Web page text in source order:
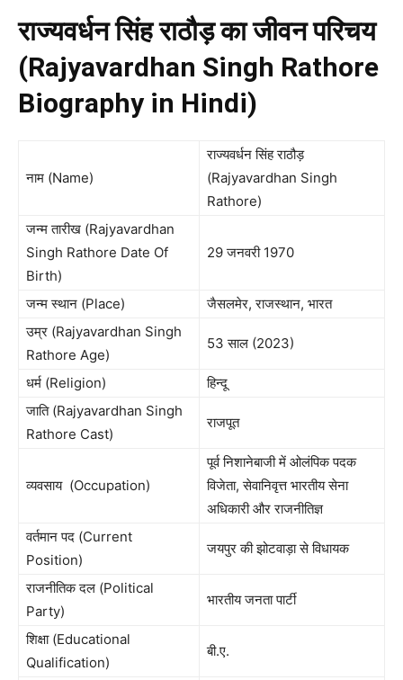
राज्यवर्धन सिंह राठौड़ का जीवन परिचय
(Rajyavardhan Singh Rathore
Biography in Hindi)
नाम (Name)
राज्यवर्धन सिंह राठौड़
(Rajyavardhan Singh
Rathore)
जन्म तारीख (Rajyavardhan
Singh Rathore Date Of
Birth)
29 जनवरी 1970
जन्म स्थान (Place)
जैसलमेर, राजस्थान, भारत
उम्र (Rajyavardhan Singh
Rathore Age)
53 साल (2023)
धर्म (Religion)
हिन्दू
जाति (Rajyavardhan Singh
Rathore Cast)
राजपूत
व्यवसाय (Occupation)
पूर्व निशानेबाजी में ओलंपिक पदक
विजेता, सेवानिवृत्त भारतीय सेना
अधिकारी और राजनीतिज्ञ
वर्तमान पद (Current
Position)
जयपुर की झोटवाड़ा से विधायक
राजनीतिक दल (Political
Party)
भारतीय जनता पार्टी
शिक्षा (Educational
Qualification)
बी.ए.